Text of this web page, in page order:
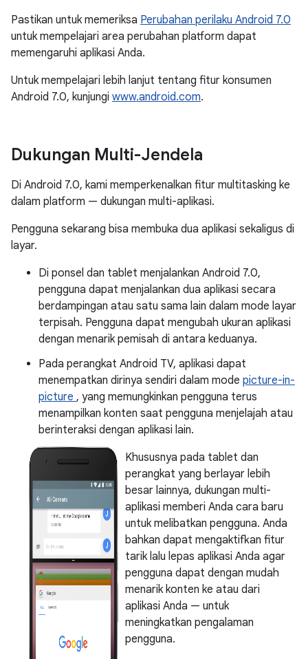
Pastikan untuk memeriksa Perubahan perilaku Android 7.0
untuk mempelajari area perubahan platform dapat
memengaruhi aplikasi Anda.
Untuk mempelajari lebih lanjut tentang fitur konsumen
Android 7.0, kunjungi www.android.com.
Dukungan Multi-Jendela
Di Android 7.0, kami memperkenalkan fitur multitasking ke
dalam platform — dukungan multi-aplikasi.
Pengguna sekarang bisa membuka dua aplikasi sekaligus di
layar.
Di ponsel dan tablet menjalankan Android 7.0,
pengguna dapat menjalankan dua aplikasi secara
berdampingan atau satu sama lain dalam mode layar
terpisah. Pengguna dapat mengubah ukuran aplikasi
dengan menarik pemisah di antara keduanya.
Pada perangkat Android TV, aplikasi dapat
menempatkan dirinya sendiri dalam mode picture-in-
picture , yang memungkinkan pengguna terus
menampilkan konten saat pengguna menjelajah atau
berinteraksi dengan aplikasi lain.
Khususnya pada tablet dan
perangkat yang berlayar lebih
besar lainnya, dukungan multi-
aplikasi memberi Anda cara baru
untuk melibatkan pengguna. Anda
bahkan dapat mengaktifkan fitur
tarik lalu lepas aplikasi Anda agar
pengguna dapat dengan mudah
menarik konten ke atau dari
aplikasi Anda — untuk
meningkatkan pengalaman
pengguna.